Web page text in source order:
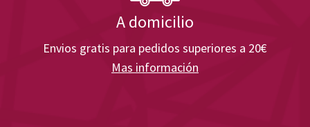
A domicilio
Envios gratis para pedidos superiores a 20€
Mas información